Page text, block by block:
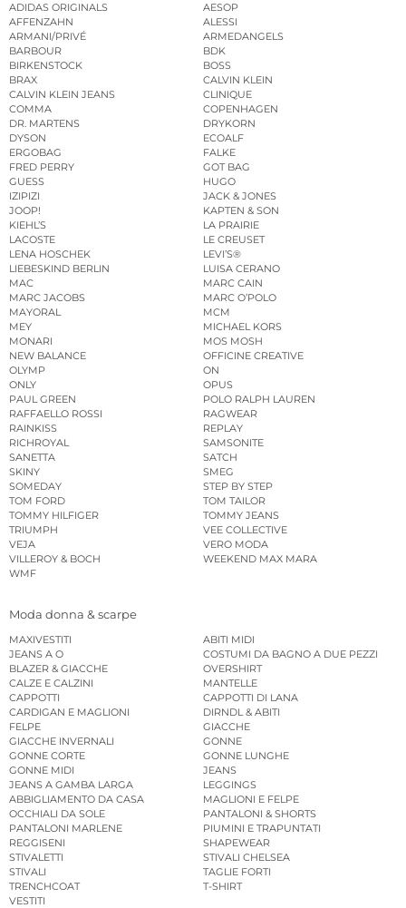
ADIDAS ORIGINALS
AESOP
AFFENZAHN
ALESSI
ARMANI/PRIVÉ
ARMEDANGELS
BARBOUR
BDK
BIRKENSTOCK
BOSS
BRAX
CALVIN KLEIN
CALVIN KLEIN JEANS
CLINIQUE
COMMA
COPENHAGEN
DR. MARTENS
DRYKORN
DYSON
ECOALF
ERGOBAG
FALKE
FRED PERRY
GOT BAG
GUESS
HUGO
IZIPIZI
JACK & JONES
JOOP!
KAPTEN & SON
KIEHL’S
LA PRAIRIE
LACOSTE
LE CREUSET
LENA HOSCHEK
LEVI’S®
LIEBESKIND BERLIN
LUISA CERANO
MAC
MARC CAIN
MARC JACOBS
MARC O’POLO
MAYORAL
MCM
MEY
MICHAEL KORS
MONARI
MOS MOSH
NEW BALANCE
OFFICINE CREATIVE
OLYMP
ON
ONLY
OPUS
PAUL GREEN
POLO RALPH LAUREN
RAFFAELLO ROSSI
RAGWEAR
RAINKISS
REPLAY
RICHROYAL
SAMSONITE
SANETTA
SATCH
SKINY
SMEG
SOMEDAY
STEP BY STEP
TOM FORD
TOM TAILOR
TOMMY HILFIGER
TOMMY JEANS
TRIUMPH
VEE COLLECTIVE
VEJA
VERO MODA
VILLEROY & BOCH
WEEKEND MAX MARA
WMF
Moda donna & scarpe
MAXIVESTITI
ABITI MIDI
JEANS A O
COSTUMI DA BAGNO A DUE PEZZI
BLAZER & GIACCHE
OVERSHIRT
CALZE E CALZINI
MANTELLE
CAPPOTTI
CAPPOTTI DI LANA
CARDIGAN E MAGLIONI
DIRNDL & ABITI
FELPE
GIACCHE
GIACCHE INVERNALI
GONNE
GONNE CORTE
GONNE LUNGHE
GONNE MIDI
JEANS
JEANS A GAMBA LARGA
LEGGINGS
ABBIGLIAMENTO DA CASA
MAGLIONI E FELPE
OCCHIALI DA SOLE
PANTALONI & SHORTS
PANTALONI MARLENE
PIUMINI E TRAPUNTATI
REGGISENI
SHAPEWEAR
STIVALETTI
STIVALI CHELSEA
STIVALI
TAGLIE FORTI
TRENCHCOAT
T-SHIRT
VESTITI